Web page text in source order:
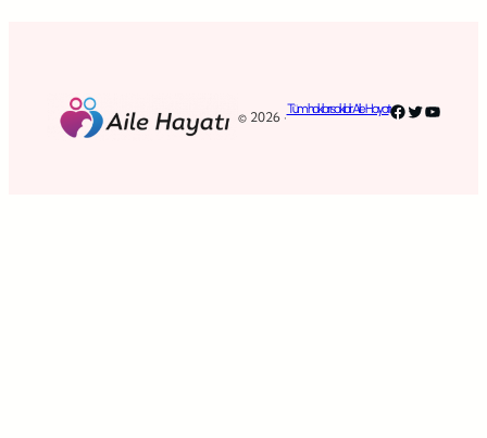
© 2026 ·
Tüm hakları saklıdır. Aile HayatıFacebook
Twitter